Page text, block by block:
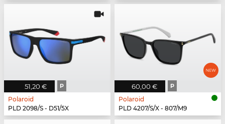
51,20 € P
Polaroid
PLD 2098/S - D51/5X
60,00 € P
Polaroid
PLD 4207/S/X - 807/M9